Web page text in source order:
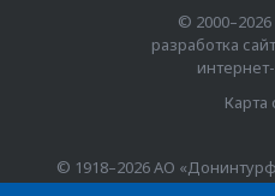
©
разработка
Карта
© 1918–2026 АО